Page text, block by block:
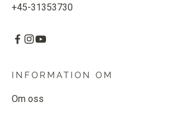
+45-31353730
INFORMATION OM
Om oss